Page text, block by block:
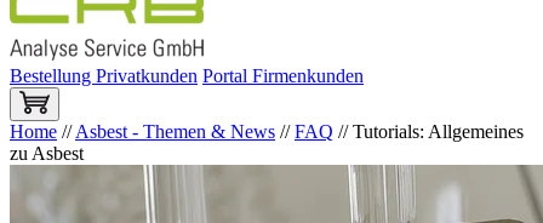
Bestellung Privatkunden Portal Firmenkunden
Home //Asbest - Themen & News //FAQ //Tutorials: Allgemeines
zu Asbest